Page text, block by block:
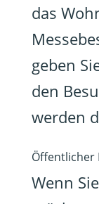
das
geben
den
werden
Öffentlicher
Wenn